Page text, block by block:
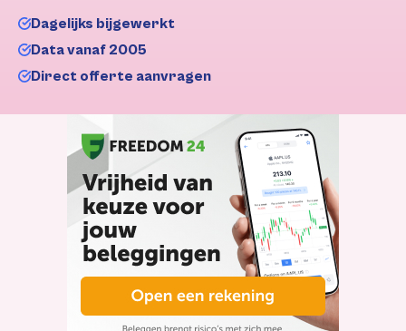
Dagelijks bijgewerkt
Data vanaf 2005
Direct offerte aanvragen